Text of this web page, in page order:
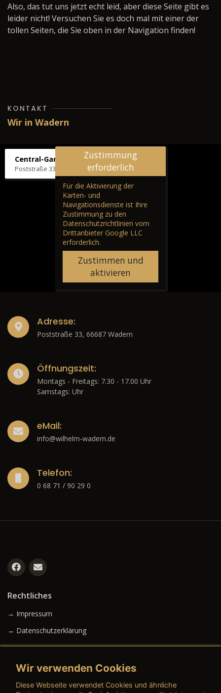
Also, das tut uns jetzt echt leid, aber diese Seite gibt es
leider nicht! Versuchen Sie es doch mal mit einer der
tollen Seiten, die Sie oben in der Navigation finden!
KONTAKT
Wir in Wadern
Central-Garage H. Wilhelm
Poststraße 33, 66687 Wadern
Zustimmung
erforderlich
Für die Aktivierung der
Karten- und
Navigationsdienste ist Ihre
Zustimmung zu den
Datenschutzrichtlinien vom
Drittanbieter Google LLC
erforderlich.
Zustimmen und
aktivieren
Adresse:
Poststraße 33, 66687 Wadern
Öffnungszeit:
Montags - Freitags: 7.30 - 17.00 Uhr
Samstags: Uhr
eMail:
info@wilhelm-wadern.de
Telefon:
0 68 71 / 90 29 0
Rechtliches
→ Impressum
→ Datenschutzerklärung
Wir verwenden Cookies
Diese Webseite verwendet Cookies und ähnliche